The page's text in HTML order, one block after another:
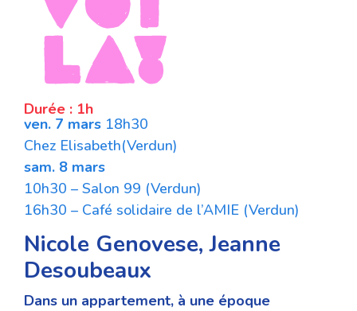
Durée : 1h
ven. 7 mars 18h30
Chez Elisabeth(Verdun)
sam. 8 mars
10h30 – Salon 99 (Verdun)
16h30 – Café solidaire de l’AMIE (Verdun)
Nicole Genovese, Jeanne
Desoubeaux
Dans un appartement, à une époque